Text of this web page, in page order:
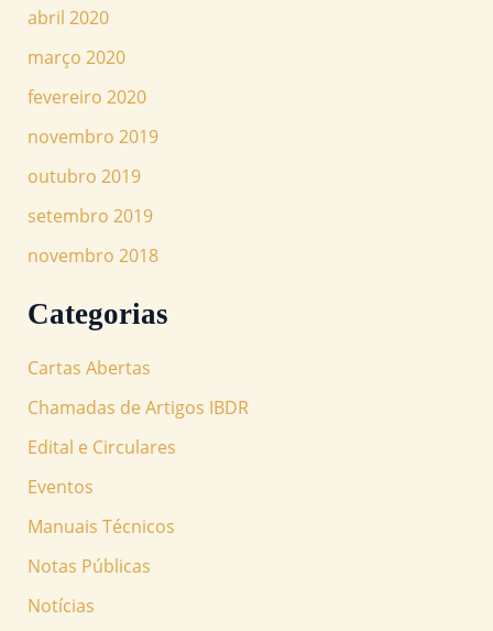
abril 2020
março 2020
fevereiro 2020
novembro 2019
outubro 2019
setembro 2019
novembro 2018
Categorias
Cartas Abertas
Chamadas de Artigos IBDR
Edital e Circulares
Eventos
Manuais Técnicos
Notas Públicas
Notícias